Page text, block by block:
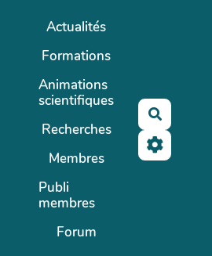
Actualités
Formations
Animations
scientifiques
Recherches
Membres
Publi
membres
Forum